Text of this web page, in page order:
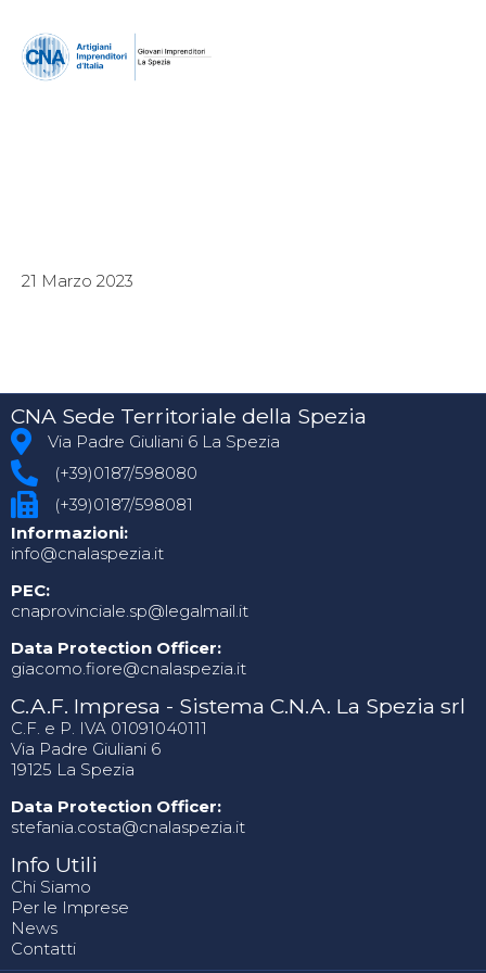
21 Marzo 2023
CNA Sede Territoriale della Spezia
Via Padre Giuliani 6 La Spezia
(+39)0187/598080
(+39)0187/598081
Informazioni:
info@cnalaspezia.it
PEC:
cnaprovinciale.sp@legalmail.it
Data Protection Officer:
giacomo.fiore@cnalaspezia.it
C.A.F. Impresa - Sistema C.N.A. La Spezia srl
C.F. e P. IVA 01091040111
Via Padre Giuliani 6
19125 La Spezia
Data Protection Officer:
stefania.costa@cnalaspezia.it
Info Utili
Chi Siamo
Per le Imprese
News
Contatti